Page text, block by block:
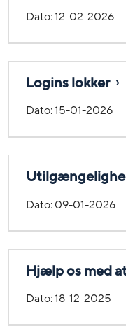
Dato:12-02-2026
Logins lokker
Dato:15-01-2026
Dato:09-01-2026
Hjælp os med
Dato:18-12-2025